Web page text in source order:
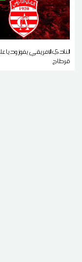
النادي الإفريقي يفوز وديا
قرطاج